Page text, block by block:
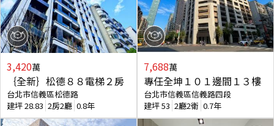
3,420萬
｛全新｝松德８８電梯２房
台北市信義區松德路
建坪28.83 2房2廳 0.8年
7,688萬
專任全坤１０１邊間１３樓
台北市信義區信義路四段
建坪53 2廳2衛 0.7年